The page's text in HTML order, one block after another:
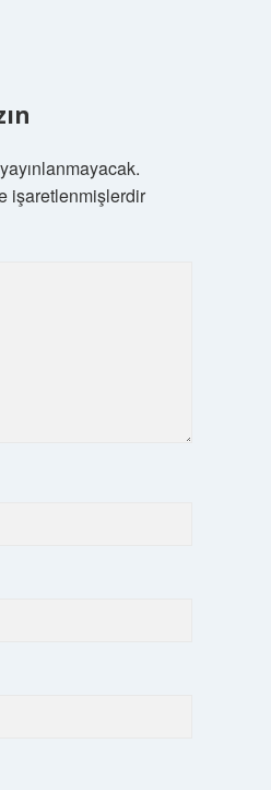
işaretlenmişlerdir